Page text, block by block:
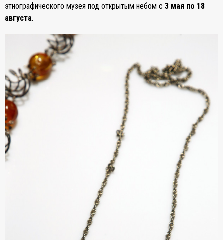
этнографического музея под открытым небом с 3 мая по 18
августа.